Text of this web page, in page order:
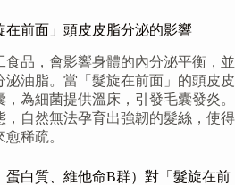
前面」頭皮皮脂分泌的影響
品，會影響身體的內分泌平衡，並
油脂。當「髮旋在前面」的頭皮皮
為細菌提供溫床，引發毛囊發炎。
自然無法孕育出強韌的髮絲，使得
稀疏。
白質、維他命B群）對「髮旋在前